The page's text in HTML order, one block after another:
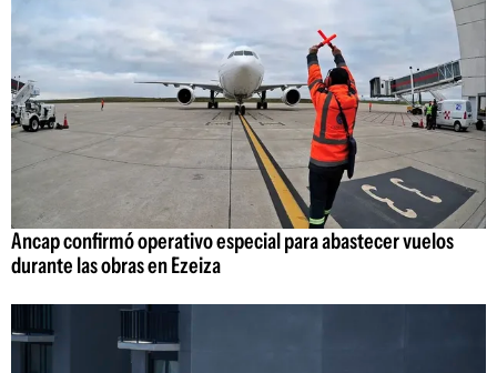
Ancap confirmó operativo especial para abastecer vuelos
durante las obras en Ezeiza